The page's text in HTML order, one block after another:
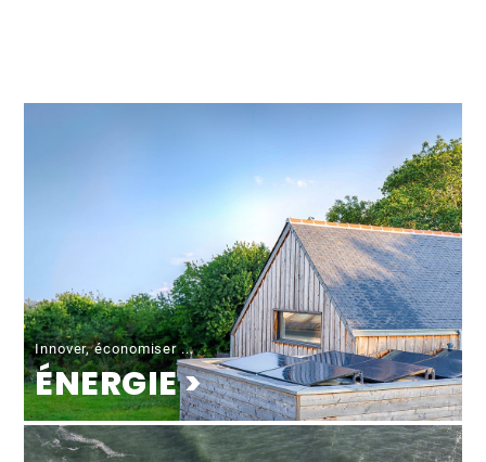
Innover, économiser ...
ÉNERGIE >